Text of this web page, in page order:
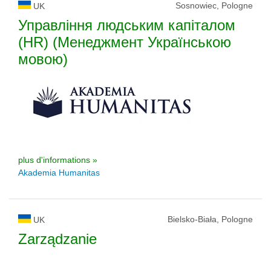
UK Sosnowiec, Pologne
Управління людським капіталом
(HR) (Менеджмент Українською
мовою)
plus d'informations »
Akademia Humanitas
UK Bielsko-Biała, Pologne
Zarządzanie